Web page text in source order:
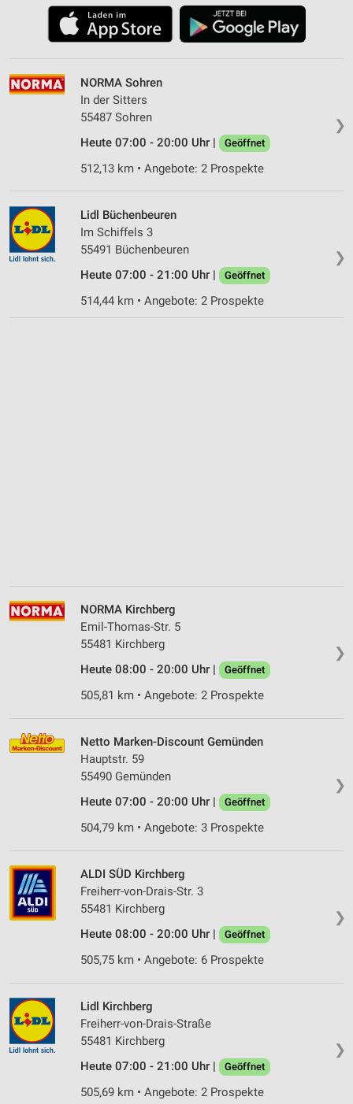
❯
NORMA Sohren
In der Sitters
55487 Sohren
Heute 07:00 - 20:00 Uhr |
Geöffnet
512,13 km • Angebote: 2 Prospekte
❯
Lidl Büchenbeuren
Im Schiffels 3
55491 Büchenbeuren
Heute 07:00 - 21:00 Uhr |
Geöffnet
514,44 km • Angebote: 2 Prospekte
❯
NORMA Kirchberg
Emil-Thomas-Str. 5
55481 Kirchberg
Heute 08:00 - 20:00 Uhr |
Geöffnet
505,81 km • Angebote: 2 Prospekte
❯
Netto Marken-Discount Gemünden
Hauptstr. 59
55490 Gemünden
Heute 07:00 - 20:00 Uhr |
Geöffnet
504,79 km • Angebote: 3 Prospekte
❯
ALDI SÜD Kirchberg
Freiherr-von-Drais-Str. 3
55481 Kirchberg
Heute 08:00 - 20:00 Uhr |
Geöffnet
505,75 km • Angebote: 6 Prospekte
❯
Lidl Kirchberg
Freiherr-von-Drais-Straße
55481 Kirchberg
Heute 07:00 - 21:00 Uhr |
Geöffnet
505,69 km • Angebote: 2 Prospekte